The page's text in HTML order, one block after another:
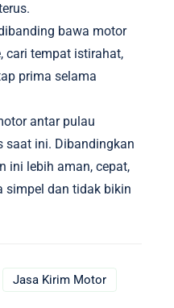
bawa motor
cari tempat istirahat,
prima selama
antar pulau
saat ini. Dibandingkan
ini lebih aman, cepat,
simpel dan tidak bikin
Jasa Kirim Motor